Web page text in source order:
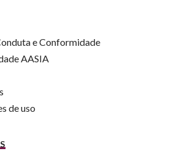
e Conformidade
AASIA
de uso